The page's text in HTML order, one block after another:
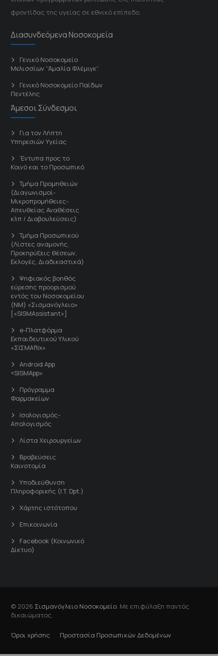
φροντίδας της υγείας σε εθνικό επίπεδο.
Διασυνδεόμενα Νοσοκομεία
Γενικό Νοσοκομείο
Μελισσίων “Άμαλία Φλέμιγκ”
Γενικό Νοσοκομείο Παίδων
Πεντέλης
Άμεσοι Σύνδεσμοι
Για τον Λήπτη
Υπηρεσιών Υγείας
'Εντυπα προς το
Κοινό και το Προσωπικό
Τμήμα Προμηθειών
(Διαγωνισμοί-
Μικροπρομήθειες-
Απευθείας Αναθέσεις
κλπ / Διαβουλεύσεις)
Τμήμα Προσωπικού
(Λίστες αναμονής,
Προκηρύξεις θέσεων,
Εκλογές, Διαδικαστικά)
Ψηφιακός βοηθός
εύρεσης προορισμού
εντός του Νοσοκομείου
(ΝΜ) «Σισμανόγλειο»
[«SISMAssistant»]
e-Πλατφόρμα
Εκπαιδευτικού Υλικού
«ΣΙΣΜΑflix»
Android App
«SISMApp»
Πρόγραμμα
Φαρμακείων
Ισολογισμός-
Απολογισμός
Λίστα Χειρουργείων
Βραβεύσεις
Καινοτομία
Υποδιεύθυνση
Πληροφορικής (I.T. Dpt.)
Χάρτης ιστότοπου
Επικοινωνία
Facebook (Κοινωνικό
Δίκτυο)
© 2026 Σισμανόγλειο Νοσοκομείο . Με επιφύλαξη παντός
δικαιώματος.
Όροι χρήσης Προστασία Προσωπικών Δεδομένων